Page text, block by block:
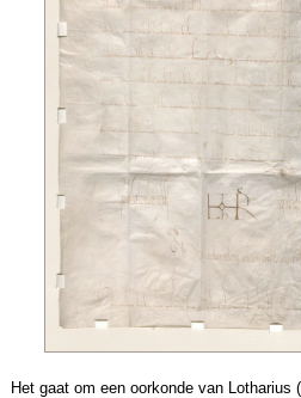
Het gaat om een oorkonde van Lotharius